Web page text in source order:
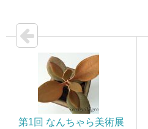
第1回 なんちゃら美術展